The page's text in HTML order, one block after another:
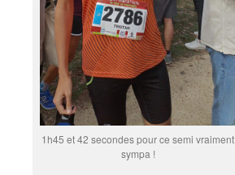
1h45 et 42 secondes pour ce semi vraiment
sympa !